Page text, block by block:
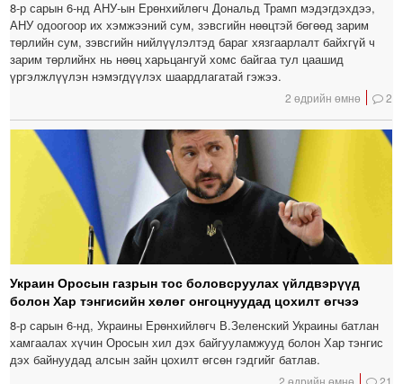
8-р сарын 6-нд АНУ-ын Ерөнхийлөгч Дональд Трамп мэдэгдэхдээ,
АНУ одоогоор их хэмжээний сум, зэвсгийн нөөцтэй бөгөөд зарим
төрлийн сум, зэвсгийн нийлүүлэлтэд бараг хязгаарлалт байхгүй ч
зарим төрлийнх нь нөөц харьцангуй хомс байгаа тул цаашид
үргэлжлүүлэн нэмэгдүүлэх шаардлагатай гэжээ.
2 өдрийн өмнө 2
Украин Оросын газрын тос боловсруулах үйлдвэрүүд
болон Хар тэнгисийн хөлөг онгоцнуудад цохилт өгчээ
8-р сарын 6-нд, Украины Ерөнхийлөгч В.Зеленский Украины батлан ​​
хамгаалах хүчин Оросын хил дэх байгууламжууд болон Хар тэнгис
дэх байнуудад алсын зайн цохилт өгсөн гэдгийг батлав.
2 өдрийн өмнө 21